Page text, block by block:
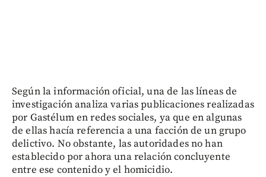
Según la información oficial, una de las líneas de
investigación analiza varias publicaciones realizadas
por Gastélum en redes sociales, ya que en algunas
de ellas hacía referencia a una facción de un grupo
delictivo. No obstante, las autoridades no han
establecido por ahora una relación concluyente
entre ese contenido y el homicidio.